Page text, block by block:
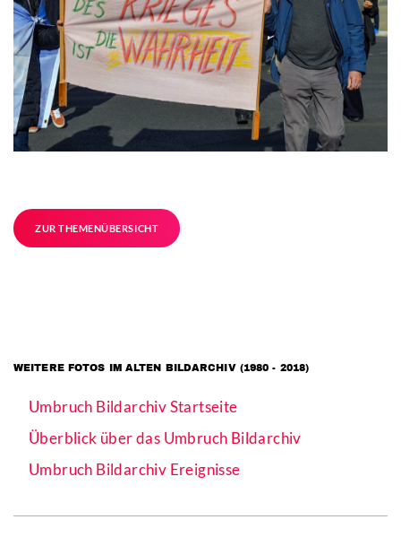
ZUR THEMENÜBERSICHT
WEITERE FOTOS IM ALTEN BILDARCHIV (1980 - 2018)
Umbruch Bildarchiv Startseite
Überblick über das Umbruch Bildarchiv
Umbruch Bildarchiv Ereignisse